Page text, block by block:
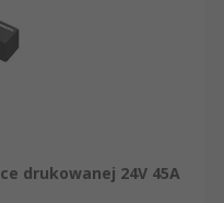
drukowanej 24V 45A